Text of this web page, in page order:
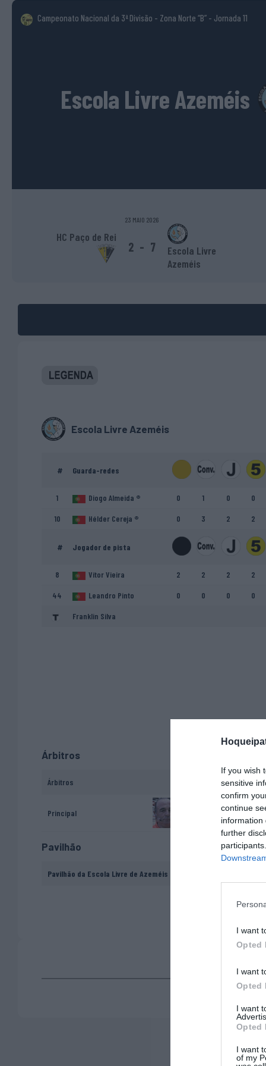
If you wish
sensitive
confirm
continue
information
further
I want
Opted
I want
Opted
I want
Opted
I want
of my
Campeonato Nacional da 3ª Divisão - Zona Norte “B” - Jornada 11
Escola Livre Azeméis
23 MAIO 2026
HC Paço de Rei
2 - 7
Escola Livre
Azeméis
Escola Livre Azeméis
# Guarda-redes
1 Diogo Almeida ® 0 1 0 0
10 Hélder Cereja ® 0 3 2 2
# Jogador de pista
8 Vítor Vieira 2 2 2 2
44 Leandro Pinto 0 0 0 0
Franklin Silva
Árbitros
Árbitros
Principal António Santos
Pavilhão
Pavilhão da Escola Livre de Azeméis - Oliveira de Azeméis